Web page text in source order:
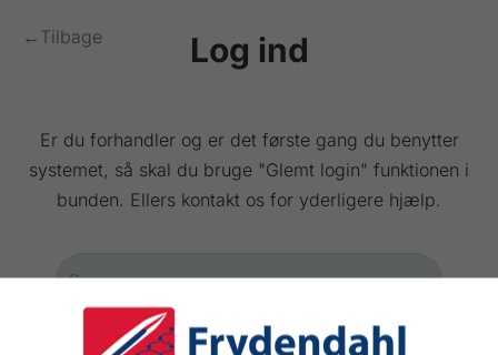
←Tilbage Log ind
Er du forhandler og er det første gang du benytter
systemet, så skal du bruge "Glemt login" funktionen i
bunden. Ellers kontakt os for yderligere hjælp.